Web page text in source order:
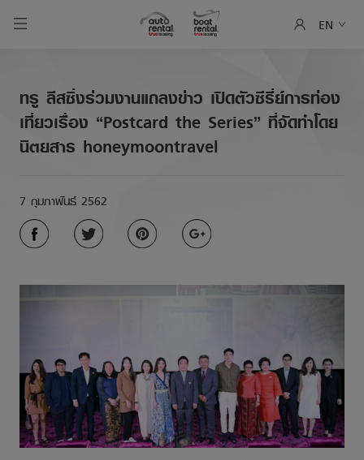
EN
ทรู ลีสซิ่งร่วมงานแถลงข่าว เปิดตัวซีรี่ย์การท่อง
เที่ยวเรื่อง “Postcard the Series” ที่จัดทำโดย
นิตยสาร honeymoontravel
7 กุมภาพันธ์ 2562